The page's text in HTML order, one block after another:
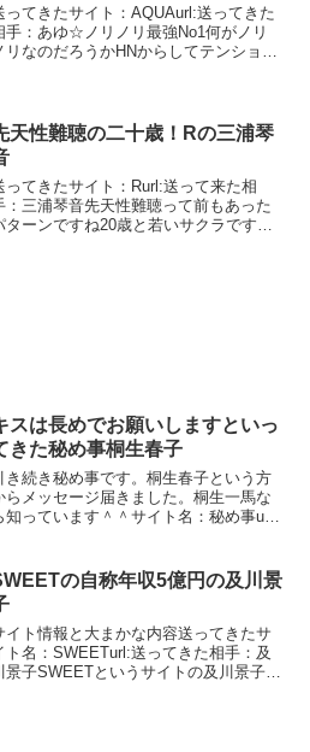
ってきたサイト：AQUAurl:送ってきた
手：あゆ☆ノリノリ最強No1何がノリ
リなのだろうかHNからしてテンション
老けてい...
天性難聴の二十歳！Rの三浦琴
ってきたサイト：Rurl:送って来た相
：三浦琴音先天性難聴って前もあった
ターンですね20歳と若いサクラです。
スは長めでお願いしますといっ
きた秘め事桐生春子
き続き秘め事です。桐生春子という方
らメッセージ届きました。桐生一馬な
知っています＾＾サイト名：秘め事url:
。幼い時に両親を事故で失い、施設で
てられました。...
の自称年収5億円の及川景
イト情報と大まかな内容送ってきたサ
ト名：SWEETurl:送ってきた相手：及
景子SWEETというサイトの及川景子か